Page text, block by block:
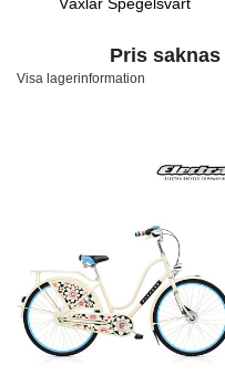
Pris saknas
Visa lagerinformation